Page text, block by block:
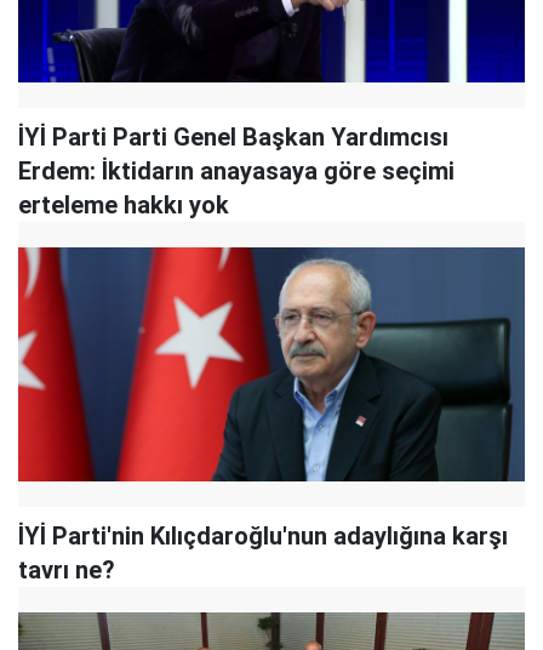
İYİ Parti Parti Genel Başkan Yardımcısı
Erdem: İktidarın anayasaya göre seçimi
erteleme hakkı yok
İYİ Parti'nin Kılıçdaroğlu'nun adaylığına karşı
tavrı ne?